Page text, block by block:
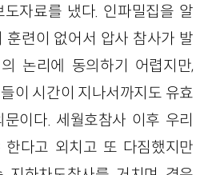
자료를 냈다. 인파밀집을 알
훈련이 없어서 압사 참사가 발
논리에 동의하기 어렵지만,
이 시간이 지나서까지도 유효
이다. 세월호참사 이후 우리
한다고 외치고 또 다짐했지만